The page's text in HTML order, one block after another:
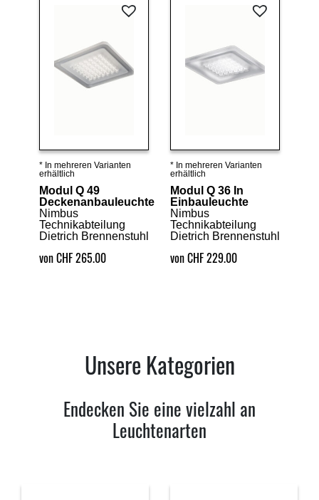
Details ansehen
* In mehreren Varianten
erhältlich
Modul Q 49
Deckenanbauleuchte
Nimbus
Technikabteilung
Dietrich Brennenstuhl
von CHF 265.00
Details ansehen
* In mehreren Varianten
erhältlich
Modul Q 36 In
Einbauleuchte
Nimbus
Technikabteilung
Dietrich Brennenstuhl
von CHF 229.00
Unsere Kategorien
Endecken Sie eine vielzahl an
Leuchtenarten